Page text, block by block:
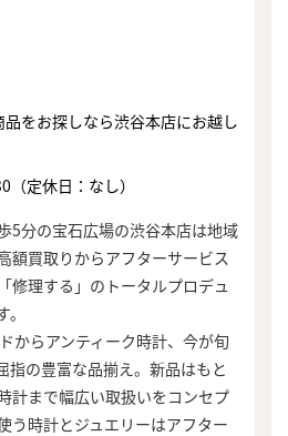
をお探しなら渋谷本店にお越し
定休日：なし）
5分の宝石広場の渋谷本店は地域
額買取りからアフターサービス
修理する」のトータルプロデュ
からアンティーク時計、今が旬
指の豊富な品揃え。新品はもと
計まで幅広い取扱いをコンセプ
う時計とジュエリーはアフター